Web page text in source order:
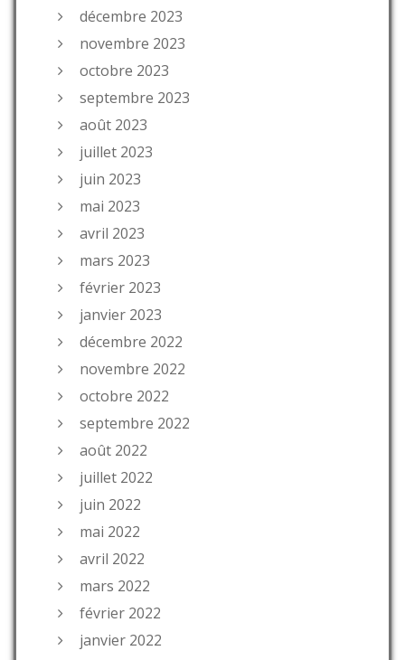
décembre 2023
novembre 2023
octobre 2023
septembre 2023
août 2023
juillet 2023
juin 2023
mai 2023
avril 2023
mars 2023
février 2023
janvier 2023
décembre 2022
novembre 2022
octobre 2022
septembre 2022
août 2022
juillet 2022
juin 2022
mai 2022
avril 2022
mars 2022
février 2022
janvier 2022